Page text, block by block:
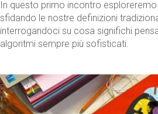
In questo primo incontro
sfidando le nostre definizioni
interrogandoci su cosa significhi
algoritmi sempre più sofisticati.